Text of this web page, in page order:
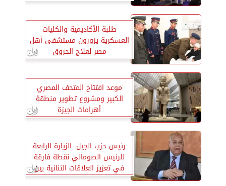
طلبة الأكاديمية والكليات
العسكرية يزورون مستشفى أهل
مصر لعلاج الحروق
موعد افتتاح المتحف المصري
الكبير ومشروع تطوير منطقة
أهرامات الجيزة
رئيس حزب الجيل: الزيارة الرابعة
للرئيس الصومالي نقطة فارقة
في تعزيز العلاقات الثنائية بين
البلدين